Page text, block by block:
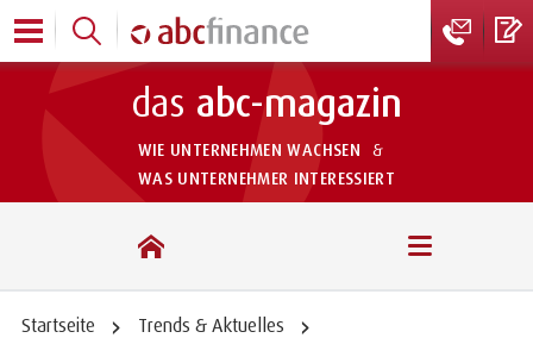
das abc-magazin
WIE UNTERNEHMEN WACHSEN
&
WAS UNTERNEHMER INTERESSIERT
das abc-magazin
Startseite
Trends & Aktuelles